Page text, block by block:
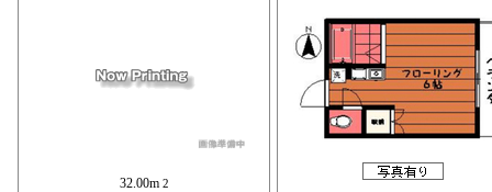
32.00m 2